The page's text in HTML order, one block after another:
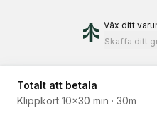
Väx ditt
Skaffa ditt
Totalt att betala
Klippkort 10x30 min · 30m